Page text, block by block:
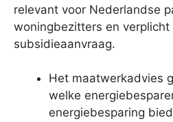
relevant voor Nederlandse
woningbezitters en verplicht
subsidieaanvraag.
Het maatwerkadvies
welke
energiebesparing